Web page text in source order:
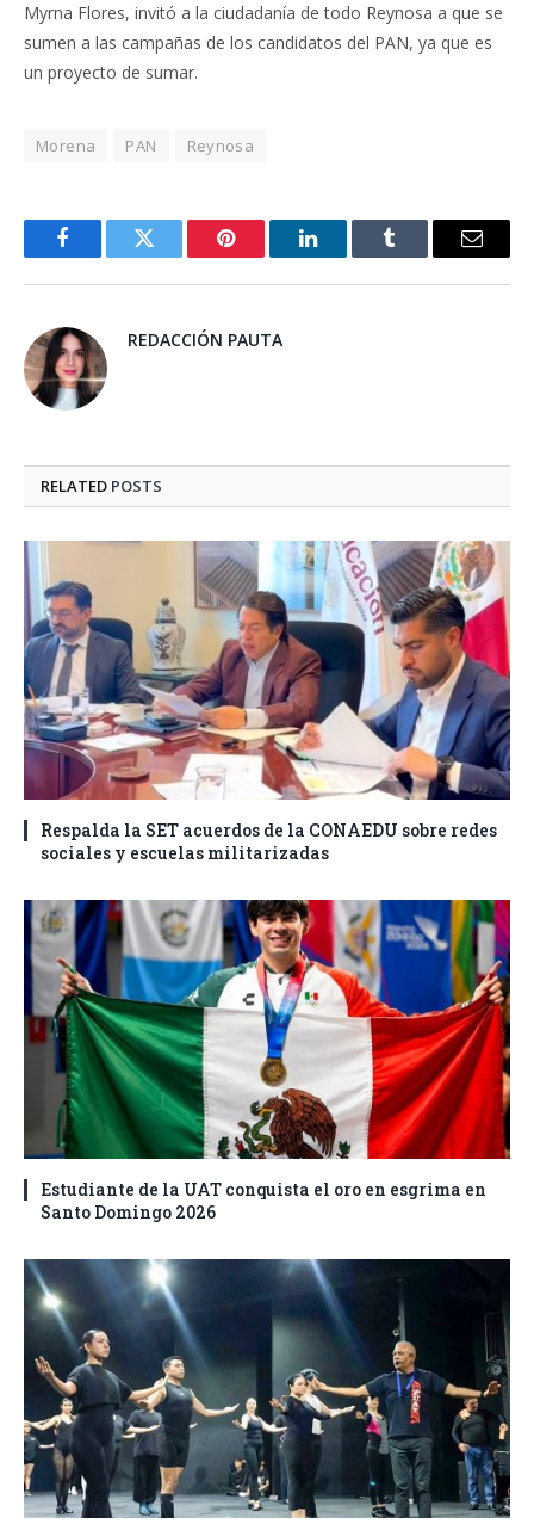
Myrna Flores, invitó a la ciudadanía de todo Reynosa a que se
sumen a las campañas de los candidatos del PAN, ya que es
un proyecto de sumar.
Morena PAN Reynosa
FacebookTwitter Pinterest LinkedInTumblr Email
REDACCIÓN PAUTA
RELATED POSTS
Respalda la SET acuerdos de la CONAEDU sobre redes
sociales y escuelas militarizadas
Estudiante de la UAT conquista el oro en esgrima en
Santo Domingo 2026